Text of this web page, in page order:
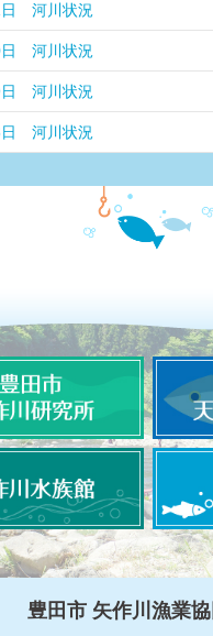
日 河川状況
日 河川状況
日 河川状況
日 河川状況
豊田市 矢作川漁業